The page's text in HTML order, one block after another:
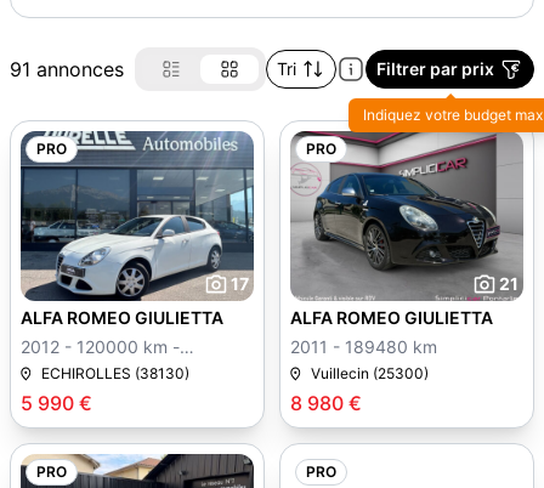
91 annonces Tri Filtrer par prix
Indiquez votre budget max
PRO
17
5 990 €
ALFA ROMEO GIULIETTA
2012 - 120000 km -
Manuelle
ECHIROLLES (38130)
PRO
21
8 980 €
ALFA ROMEO GIULIETTA
2011 - 189480 km
Vuillecin (25300)
PRO PRO